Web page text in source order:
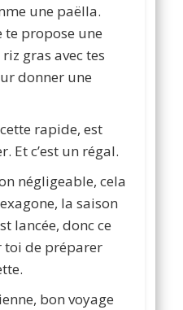
une paëlla.
te propose une
gras avec tes
donner une
rapide, est
Et c’est un régal.
négligeable, cela
la saison
lancée, donc ce
toi de préparer
bon voyage